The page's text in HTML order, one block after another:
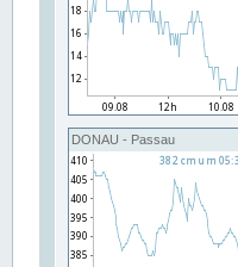
DONAU - Passau